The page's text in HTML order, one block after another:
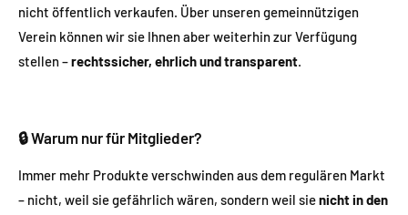
nicht öffentlich verkaufen. Über unseren gemeinnützigen
Verein können wir sie Ihnen aber weiterhin zur Verfügung
stellen –rechtssicher, ehrlich und transparent.
🔒 Warum nur für Mitglieder?
Immer mehr Produkte verschwinden aus dem regulären Markt
– nicht, weil sie gefährlich wären, sondern weil sienicht in den